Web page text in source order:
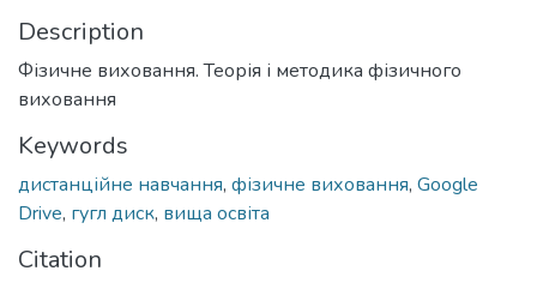
Description
Фізичне виховання. Теорія і методика фізичного
виховання
Keywords
дистанційне навчання, фізичне виховання, Google
Drive, гугл диск, вища освіта
Citation